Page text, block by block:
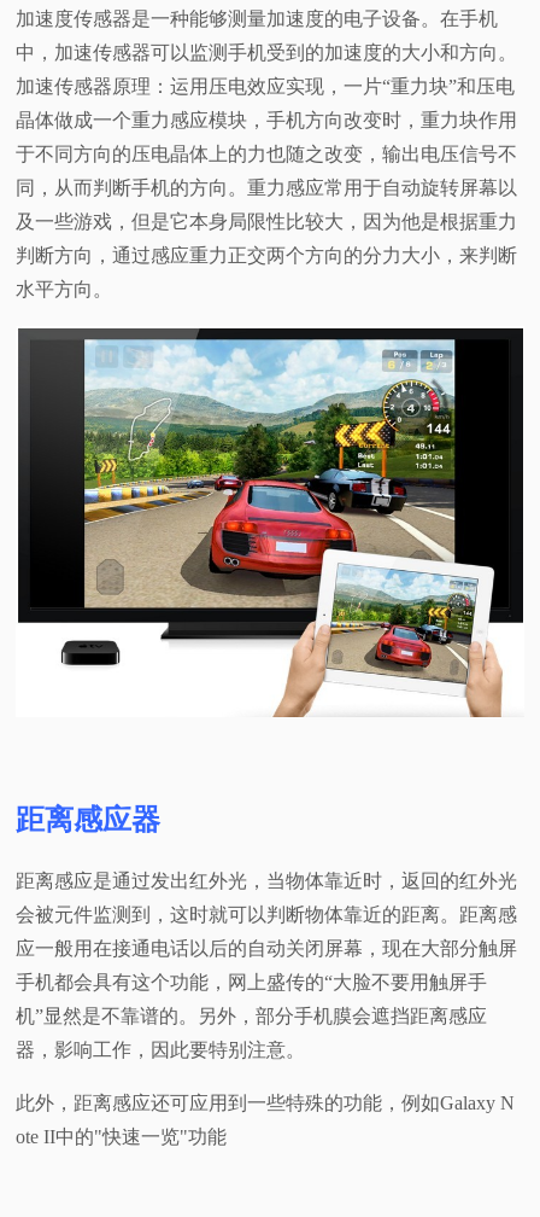
加速度传感器是一种能够测量加速度的电子设备。在手机
中，加速传感器可以监测手机受到的加速度的大小和方向。
加速传感器原理：运用压电效应实现，一片“重力块”和压电
晶体做成一个重力感应模块，手机方向改变时，重力块作用
于不同方向的压电晶体上的力也随之改变，输出电压信号不
同，从而判断手机的方向。重力感应常用于自动旋转屏幕以
及一些游戏，但是它本身局限性比较大，因为他是根据重力
判断方向，通过感应重力正交两个方向的分力大小，来判断
水平方向。
距离感应器
距离感应是通过发出红外光，当物体靠近时，返回的红外光
会被元件监测到，这时就可以判断物体靠近的距离。距离感
应一般用在接通电话以后的自动关闭屏幕，现在大部分触屏
手机都会具有这个功能，网上盛传的“大脸不要用触屏手
机”显然是不靠谱的。另外，部分手机膜会遮挡距离感应
器，影响工作，因此要特别注意。
此外，距离感应还可应用到一些特殊的功能，例如Galaxy N
ote II中的"快速一览"功能